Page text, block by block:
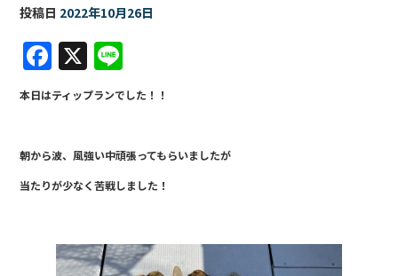
投稿日 2022年10月26日
F
a
c
e
b
o
k
X
n
e
本日はティップランでした！！
朝から波、風強い中頑張ってもらいましたが
当たりが少なく苦戦しました！